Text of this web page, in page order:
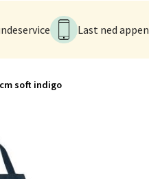
Last ned appen
soft indigo
- Gulskogen